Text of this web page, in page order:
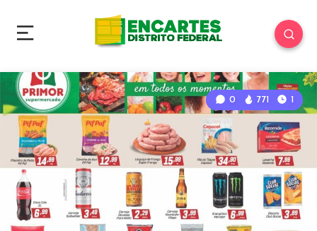
0 771 1